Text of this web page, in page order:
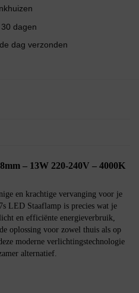
dagen
dag verzonden
– 13W 220-240V – 4000K
en krachtige vervanging voor je
LED Staaflamp is precies wat je
en efficiënte energieverbruik,
oplossing voor zowel thuis als op
moderne verlichtingstechnologie
alternatief.